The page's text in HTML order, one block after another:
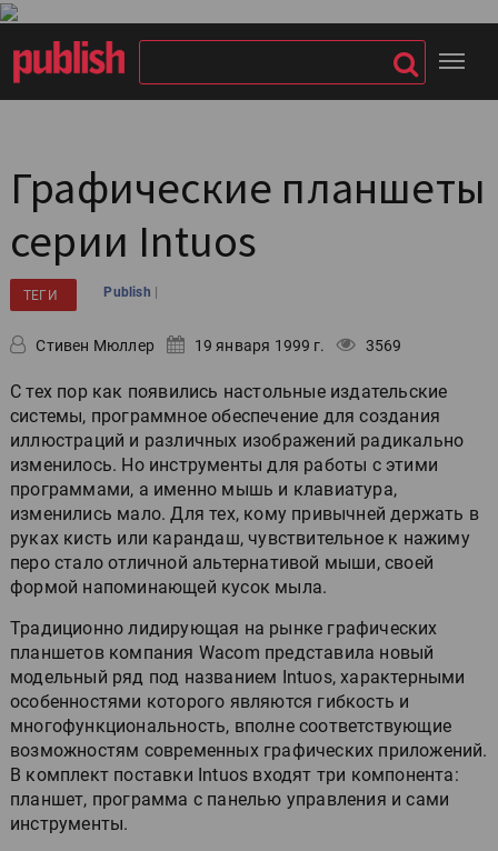
Графические планшеты
серии Intuos
ТЕГИ Publish |
Стивен Мюллер 19 января 1999 г. 3569
С тех пор как появились настольные издательские
системы, программное обеспечение для создания
иллюстраций и различных изображений радикально
изменилось. Но инструменты для работы с этими
программами, а именно мышь и клавиатура,
изменились мало. Для тех, кому привычней держать в
руках кисть или карандаш, чувствительное к нажиму
перо стало отличной альтернативой мыши, своей
формой напоминающей кусок мыла.
Традиционно лидирующая на рынке графических
планшетов компания Wacom представила новый
модельный ряд под названием Intuos, характерными
особенностями которого являются гибкость и
многофункциональность, вполне соответствующие
возможностям современных графических приложений.
В комплект поставки Intuos входят три компонента:
планшет, программа с панелью управления и сами
инструменты.